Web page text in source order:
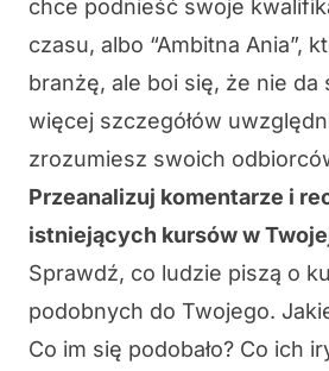
chce podnieść swoje
czasu, albo “Ambitna Ania”,
branżę, ale boi się, że nie da
więcej szczegółów
zrozumiesz swoich
Przeanalizuj komentarze i
istniejących kursów w
Sprawdź, co ludzie piszą o
podobnych do Twojego.
Co im się podobało? Co ich